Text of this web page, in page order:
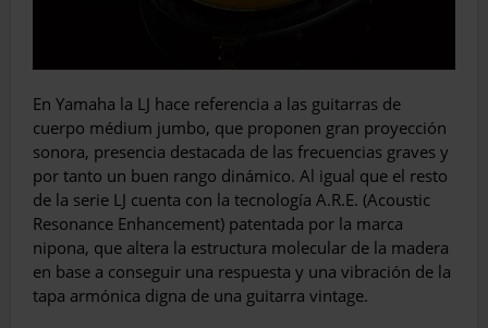
En Yamaha la LJ hace referencia a las guitarras de
cuerpo médium jumbo, que proponen gran proyección
sonora, presencia destacada de las frecuencias graves y
por tanto un buen rango dinámico. Al igual que el resto
de la serie LJ cuenta con la tecnología A.R.E. (Acoustic
Resonance Enhancement) patentada por la marca
nipona, que altera la estructura molecular de la madera
en base a conseguir una respuesta y una vibración de la
tapa armónica digna de una guitarra vintage.